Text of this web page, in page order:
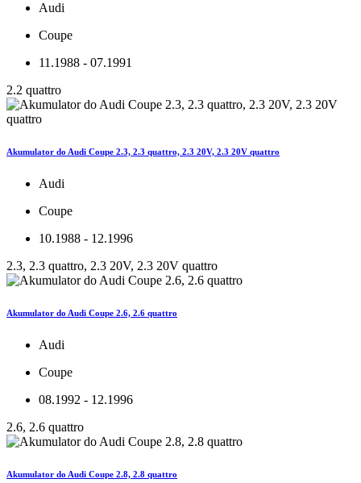
Audi
Coupe
11.1988 - 07.1991
2.2 quattro
Akumulator do Audi Coupe 2.3, 2.3 quattro, 2.3 20V, 2.3 20V quattro
Audi
Coupe
10.1988 - 12.1996
2.3, 2.3 quattro, 2.3 20V, 2.3 20V quattro
Akumulator do Audi Coupe 2.6, 2.6 quattro
Audi
Coupe
08.1992 - 12.1996
2.6, 2.6 quattro
Akumulator do Audi Coupe 2.8, 2.8 quattro